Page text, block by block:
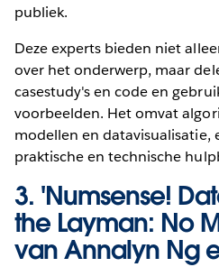
publiek.
Deze experts bieden niet
over het onderwerp, maar
casestudy's en code en
voorbeelden. Het omvat
modellen en datavisualisatie,
praktische en technische
3. 'Numsense!
the Layman: No
van Annalyn Ng